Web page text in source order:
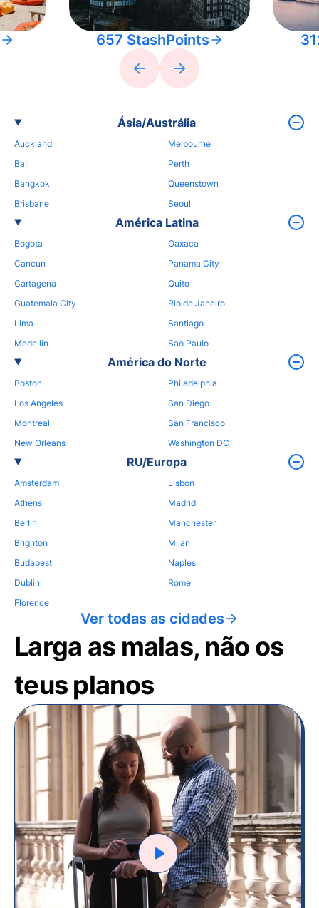
657 StashPoints
Ásia/Austrália
Auckland
Bali
Bangkok
Brisbane
Melbourne
Perth
Queenstown
Seoul
América Latina
Bogota
Cancun
Cartagena
Guatemala City
Lima
Medellin
Oaxaca
Panama City
Quito
Rio de Janeiro
Santiago
Sao Paulo
América do Norte
Boston
Los Angeles
Montreal
New Orleans
Philadelphia
San Diego
San Francisco
Washington DC
RU/Europa
Amsterdam
Athens
Berlin
Brighton
Budapest
Dublin
Florence
Lisbon
Madrid
Manchester
Milan
Naples
Rome
Ver todas as cidades
Larga as malas, não os
teus planos